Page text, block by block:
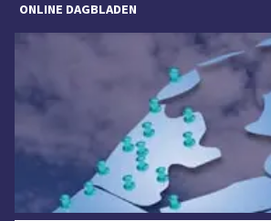
ONLINE DAGBLADEN